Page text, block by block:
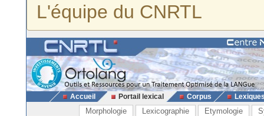
L'équipe du CNRTL
Accueil Portail lexical Corpus
Morphologie Lexicographie Etymologie